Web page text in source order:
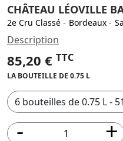
CHÂTEAU LÉOVILLE
2e Cru Classé - Bordeaux -
Description
85,20 € TTC
LA BOUTEILLE DE 0.75 L